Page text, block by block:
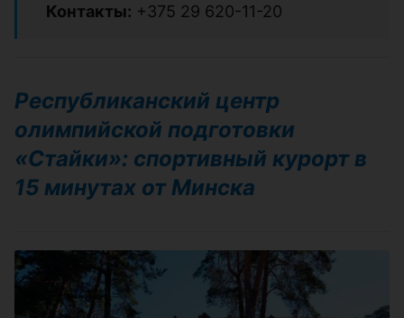
Контакты: +375 29 620-11-20
Республиканский центр
олимпийской подготовки
«Стайки»: спортивный курорт в
15 минутах от Минска